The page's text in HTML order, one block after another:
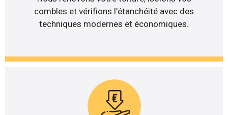
combles et vérifions l’étanchéité avec des
techniques modernes et économiques.